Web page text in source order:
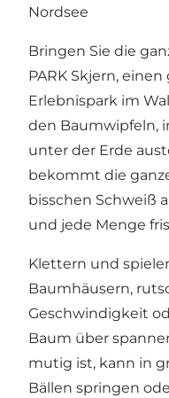
Nordsee
Bringen Sie die
PARK Skjern,
Erlebnispark im
den Baumwipfeln,
unter der Erde
bekommt die
bisschen Schweiß
und jede Menge
Klettern und
Baumhäusern,
Geschwindigkeit
Baum über
mutig ist, kann in
Bällen springen